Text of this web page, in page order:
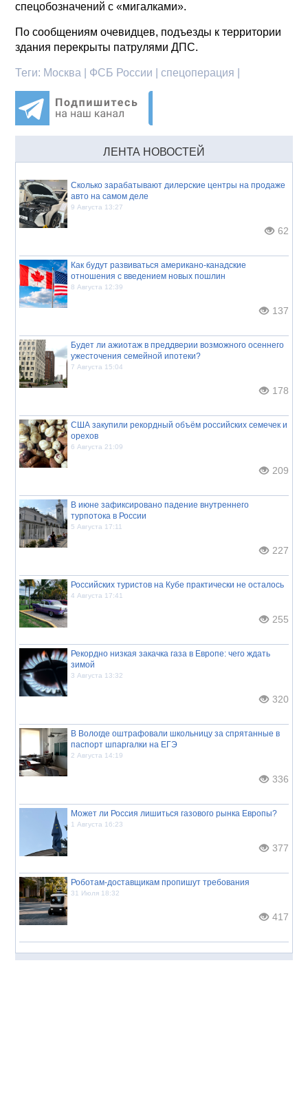
спецобозначений с «мигалками».
По сообщениям очевидцев, подъезды к территории
здания перекрыты патрулями ДПС.
Теги: Москва | ФСБ России | спецоперация |
ЛЕНТА НОВОСТЕЙ
Сколько зарабатывают дилерские центры на продаже
авто на самом деле
9 Августа 13:27
62
Как будут развиваться американо-канадские
отношения с введением новых пошлин
8 Августа 12:39
137
Будет ли ажиотаж в преддверии возможного осеннего
ужесточения семейной ипотеки?
7 Августа 15:04
178
США закупили рекордный объём российских семечек и
орехов
6 Августа 21:09
209
В июне зафиксировано падение внутреннего
турпотока в России
5 Августа 17:11
227
Российских туристов на Кубе практически не осталось
4 Августа 17:41
255
Рекордно низкая закачка газа в Европе: чего ждать
зимой
3 Августа 13:32
320
В Вологде оштрафовали школьницу за спрятанные в
паспорт шпаргалки на ЕГЭ
2 Августа 14:19
336
Может ли Россия лишиться газового рынка Европы?
1 Августа 16:23
377
Роботам-доставщикам пропишут требования
31 Июля 18:32
417